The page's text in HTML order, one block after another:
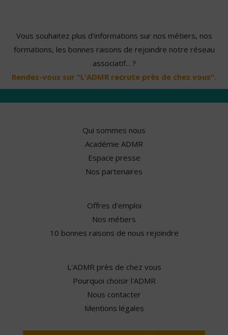
Vous souhaitez plus d'informations sur nos métiers, nos
formations, les bonnes raisons de rejoindre notre réseau
associatif... ?
Rendez-vous sur "L'ADMR recrute près de chez vous".
Qui sommes nous
Académie ADMR
Espace presse
Nos partenaires
Offres d'emploi
Nos métiers
10 bonnes raisons de nous rejoindre
L'ADMR près de chez vous
Pourquoi choisir l'ADMR
Nous contacter
Mentions légales